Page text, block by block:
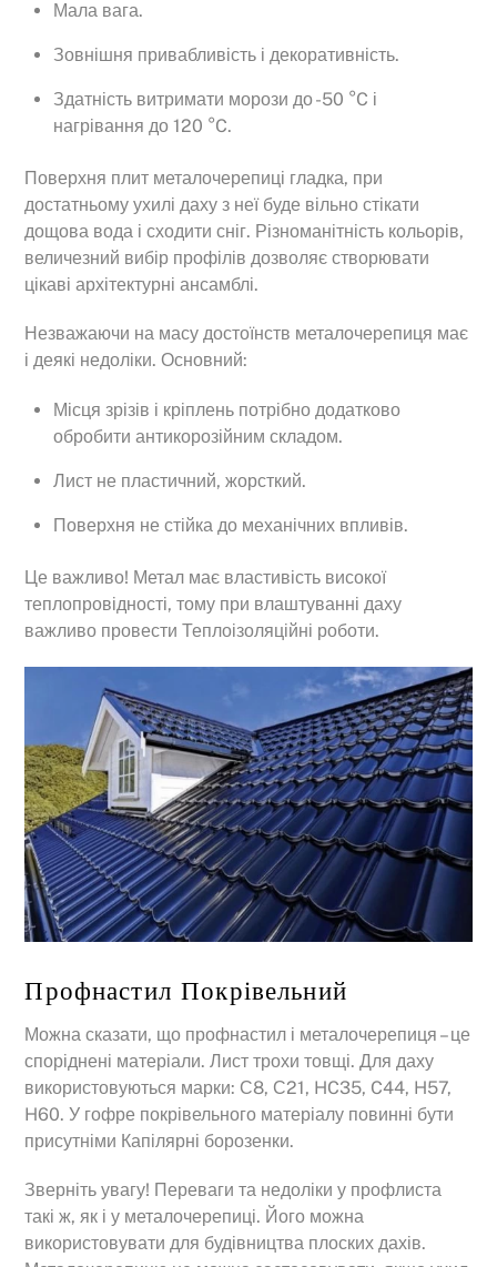
Мала вага.
Зовнішня привабливість і декоративність.
Здатність витримати морози до -50 °C і
нагрівання до 120 °C.
Поверхня плит металочерепиці гладка, при
достатньому ухилі даху з неї буде вільно стікати
дощова вода і сходити сніг. Різноманітність кольорів,
величезний вибір профілів дозволяє створювати
цікаві архітектурні ансамблі.
Незважаючи на масу достоїнств металочерепиця має
і деякі недоліки. Основний:
Місця зрізів і кріплень потрібно додатково
обробити антикорозійним складом.
Лист не пластичний, жорсткий.
Поверхня не стійка до механічних впливів.
Це важливо! Метал має властивість високої
теплопровідності, тому при влаштуванні даху
важливо провести Теплоізоляційні роботи.
Профнастил Покрівельний
Можна сказати, що профнастил і металочерепиця – це
споріднені матеріали. Лист трохи товщі. Для даху
використовуються марки: С8, С21, HC35, C44, H57,
H60. У гофре покрівельного матеріалу повинні бути
присутніми Капілярні борозенки.
Зверніть увагу! Переваги та недоліки у профлиста
такі ж, як і у металочерепиці. Його можна
використовувати для будівництва плоских дахів.